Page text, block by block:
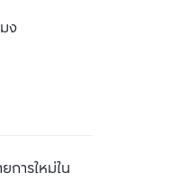
ง
การใหม่ใน